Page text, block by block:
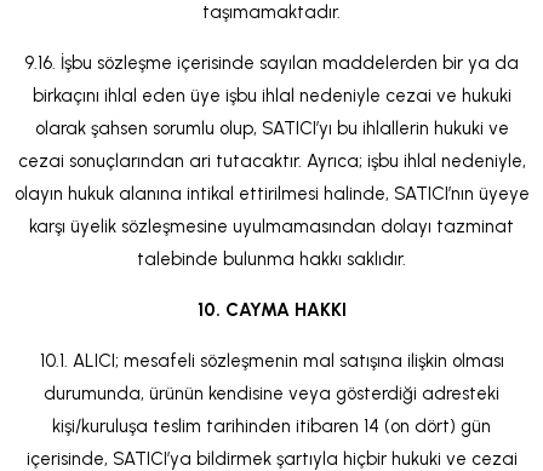
taşımamaktadır.
9.16. İşbu sözleşme içerisinde sayılan maddelerden bir ya da
birkaçını ihlal eden üye işbu ihlal nedeniyle cezai ve hukuki
olarak şahsen sorumlu olup, SATICI’yı bu ihlallerin hukuki ve
cezai sonuçlarından ari tutacaktır. Ayrıca; işbu ihlal nedeniyle,
olayın hukuk alanına intikal ettirilmesi halinde, SATICI’nın üyeye
karşı üyelik sözleşmesine uyulmamasından dolayı tazminat
talebinde bulunma hakkı saklıdır.
10. CAYMA HAKKI
10.1. ALICI; mesafeli sözleşmenin mal satışına ilişkin olması
durumunda, ürünün kendisine veya gösterdiği adresteki
kişi/kuruluşa teslim tarihinden itibaren 14 (on dört) gün
içerisinde, SATICI’ya bildirmek şartıyla hiçbir hukuki ve cezai